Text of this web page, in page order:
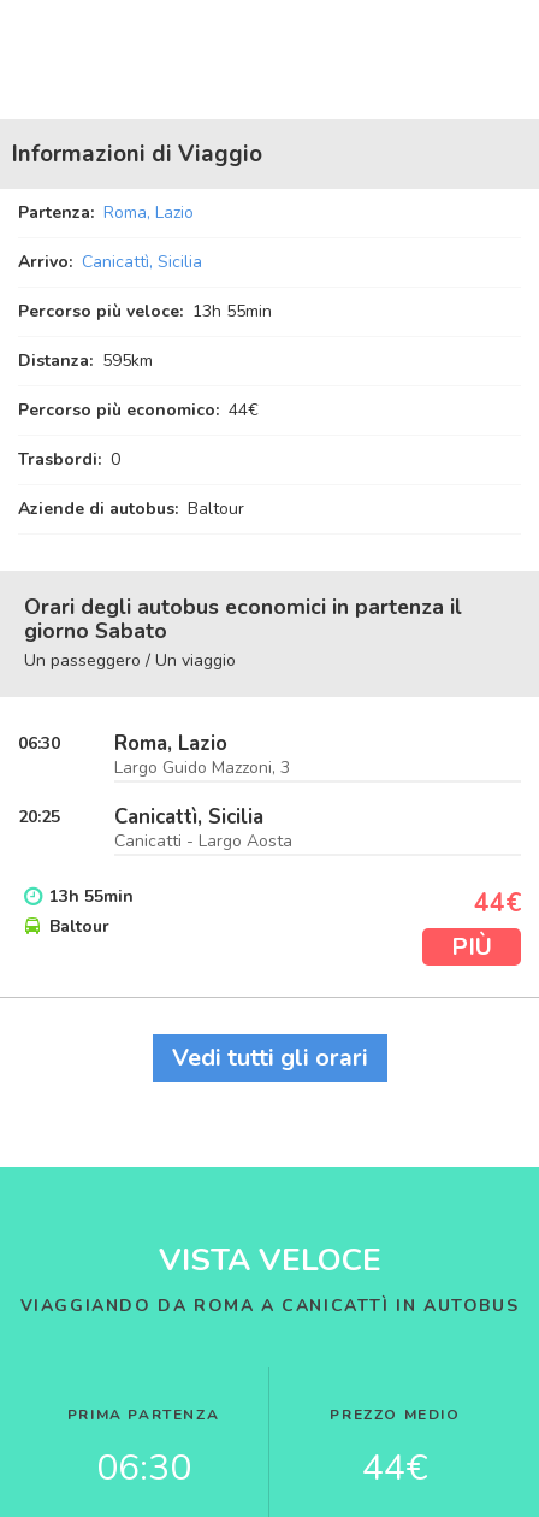
Informazioni di Viaggio
Partenza: Roma, Lazio
Arrivo: Canicattì, Sicilia
Percorso più veloce: 13h 55min
Distanza: 595km
Percorso più economico: 44€
Trasbordi: 0
Aziende di autobus: Baltour
Orari degli autobus economici in partenza il
giorno Sabato
Un passeggero / Un viaggio
06:30 Roma, Lazio
Largo Guido Mazzoni, 3
20:25 Canicattì, Sicilia
Canicatti - Largo Aosta
13h 55min
Baltour
44€
PIÙ
Vedi tutti gli orari
VISTA VELOCE
VIAGGIANDO DA ROMA A CANICATTÌ IN AUTOBUS
PRIMA PARTENZA
06:30
PREZZO MEDIO
44€